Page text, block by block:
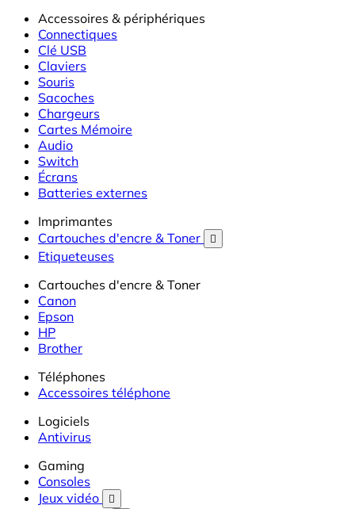
Accessoires & périphériques
Connectiques
Clé USB
Claviers
Souris
Sacoches
Chargeurs
Cartes Mémoire
Audio
Switch
Écrans
Batteries externes
Imprimantes
Cartouches d'encre & Toner

Etiqueteuses
Cartouches d'encre & Toner
Canon
Epson
HP
Brother
Téléphones
Accessoires téléphone
Logiciels
Antivirus
Gaming
Consoles
Jeux vidéo
